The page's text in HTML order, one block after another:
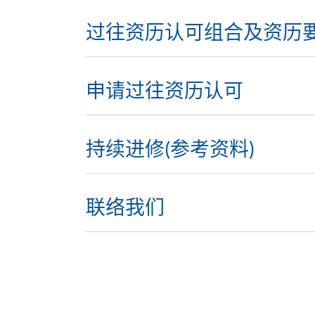
过往资历认可组合及资历
申请过往资历认可
持续进修(参考资料)
联络我们